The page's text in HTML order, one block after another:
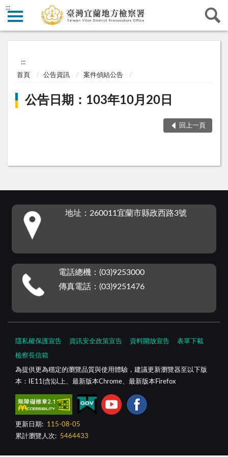
:::
:::
首頁 公告資訊 案件偵結公告
公告日期：103年10月20日
回上一頁
地址：260011宜蘭市縣政西路3號
電話總機：(03)9253000
傳真電話：(03)9251476
隱私權保護宣告 資訊安全政策宣告 資料開放宣告 表單下載
檢察長信箱
為提供更為穩定的瀏覽品質與使用體驗，建議更新瀏覽器至以下版
本：IE11(含)以上、最新版本Chrome、最新版本Firefox
更新日期:
115-08-05
累計瀏覽人次:
5464433